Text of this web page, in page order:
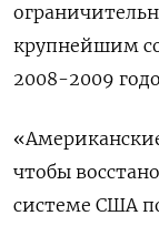
крупнейшим
2008-2009
чтобы
системе США